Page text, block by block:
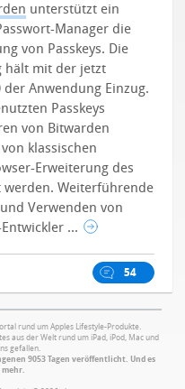
unterstützt ein
Manager die
von Passkeys. Die
hält mit der jetzt
Anwendung Einzug.
Passkeys
von Bitwarden
klassischen
Erweiterung des
werden. Weiterführende
Verwenden von
...
54
rund um Apples Lifestyle-Produkte.
aus der Welt rund um iPad, iPod, Mac und
gefallen.
9053 Tagen veröffentlicht. Und es
mehr.